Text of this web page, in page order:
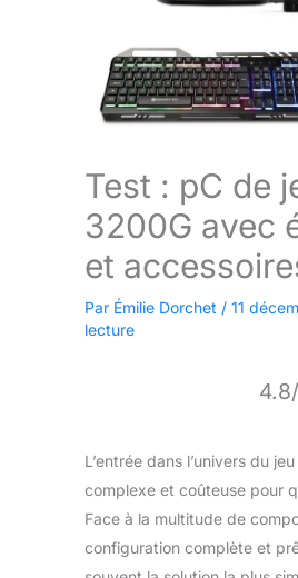
Test : pC de
3200G avec
et
Par Émilie Dorchet / 11
lecture
L’entrée dans l’univers du
complexe et coûteuse pour
Face à la multitude de
configuration complète et